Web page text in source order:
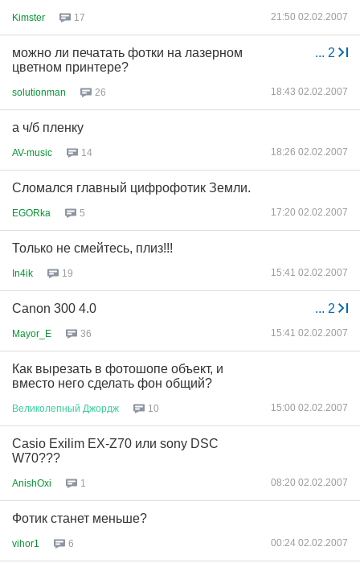
Kimster 17 21:50 02.02.2007
... 2
можно ли печатать фотки на лазерном
цветном принтере?
solutionman 26 18:43 02.02.2007
а ч/б пленку
AV-music 14 18:26 02.02.2007
Сломался главный цифрофотик Земли.
EGORka 5 17:20 02.02.2007
Только не смейтесь, плиз!!!
In4ik 19 15:41 02.02.2007
... 2
Canon 300 4.0
Mayor_E 36 15:41 02.02.2007
Как вырезать в фотошопе объект, и
вместо него сделать фон общий?
Великолепный Джордж 10 15:00 02.02.2007
Casio Exilim EX-Z70 или sony DSC
W70???
AnishOxi 1 08:20 02.02.2007
Фотик станет меньше?
vihor1 6 00:24 02.02.2007